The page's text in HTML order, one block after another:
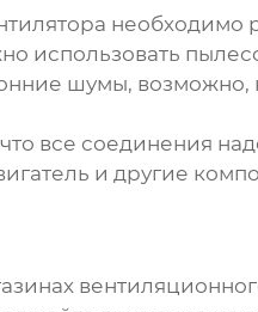
необходимо
использовать
шумы, возможно,
что все соединения
и другие